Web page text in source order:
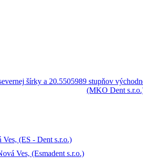
(ES - Dent s.r.o.)
Ves, (Esmadent s.r.o.)